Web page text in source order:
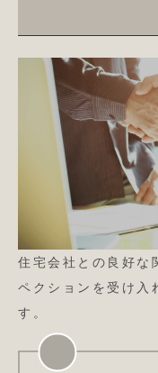
住宅会社との良好な
ペクションを受け入
す。